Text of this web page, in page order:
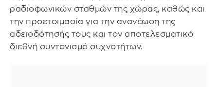
ραδιοφωνικών σταθμών της χώρας, καθώς και
την προετοιμασία για την ανανέωση της
αδειοδότησής τους και τον αποτελεσματικό
διεθνή συντονισμό συχνοτήτων.